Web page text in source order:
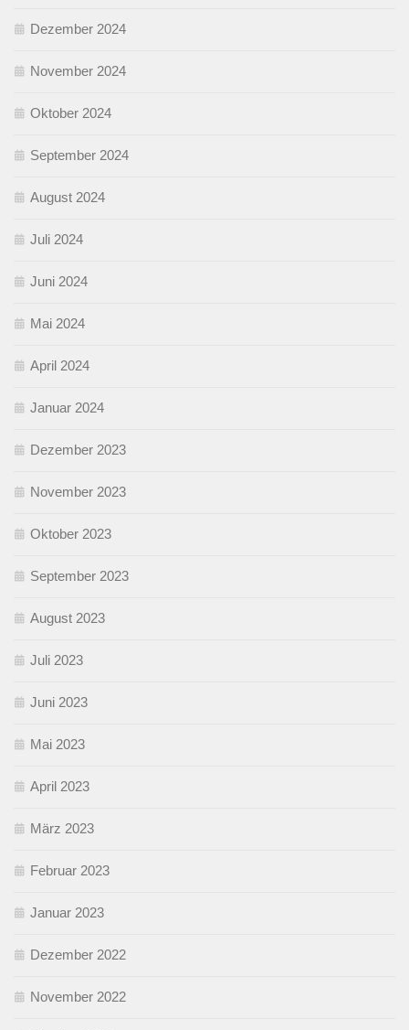
Dezember 2024
November 2024
Oktober 2024
September 2024
August 2024
Juli 2024
Juni 2024
Mai 2024
April 2024
Januar 2024
Dezember 2023
November 2023
Oktober 2023
September 2023
August 2023
Juli 2023
Juni 2023
Mai 2023
April 2023
März 2023
Februar 2023
Januar 2023
Dezember 2022
November 2022